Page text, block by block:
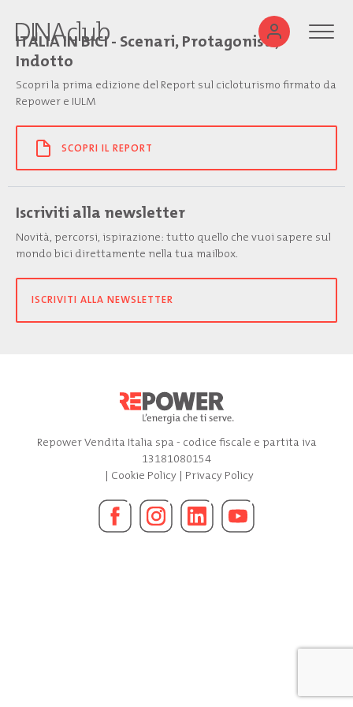
ITALIA IN BICI - Scenari, Protagonisti,
Indotto
Scopri la prima edizione del Report sul cicloturismo firmato da
Repower e IULM
SCOPRI IL REPORT
Iscriviti alla newsletter
Novità, percorsi, ispirazione: tutto quello che vuoi sapere sul
mondo bici direttamente nella tua mailbox.
ISCRIVITI ALLA NEWSLETTER
Repower Vendita Italia spa - codice fiscale e partita iva
13181080154
| Cookie Policy| Privacy Policy